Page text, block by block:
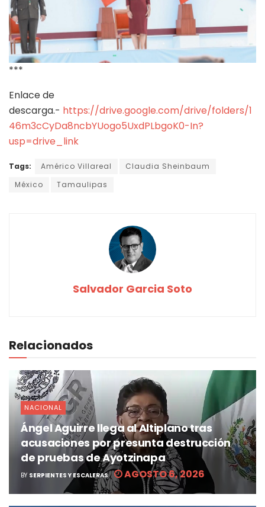
***
Enlace de
descarga.- https://drive.google.com/drive/folders/1
46m3cCyDa8ncbYUogo5UxdPLbgoK0-In?
usp=drive_link
Tags: Américo Villareal
Claudia Sheinbaum
México
Tamaulipas
Salvador Garcia Soto
Relacionados
NACIONAL
Ángel Aguirre llega al Altiplano tras
acusaciones por presunta destrucción
de pruebas de Ayotzinapa
BY SERPIENTES Y ESCALERAS AGOSTO 6, 2026